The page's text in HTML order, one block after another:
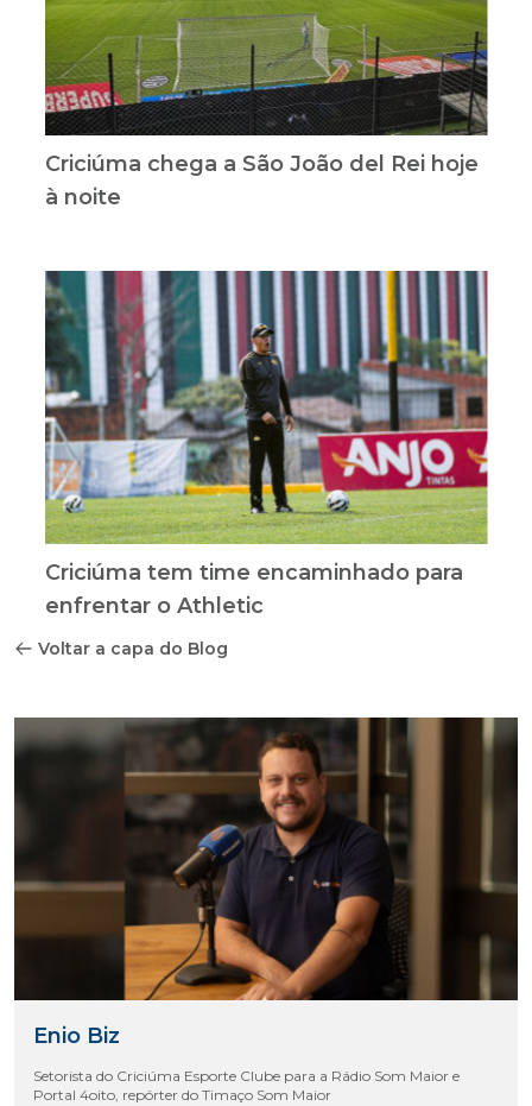
Criciúma chega a São João del Rei hoje
à noite
Criciúma tem time encaminhado para
enfrentar o Athletic
Voltar a capa do Blog
Enio Biz
Setorista do Criciúma Esporte Clube para a Rádio Som Maior e
Portal 4oito, repórter do Timaço Som Maior